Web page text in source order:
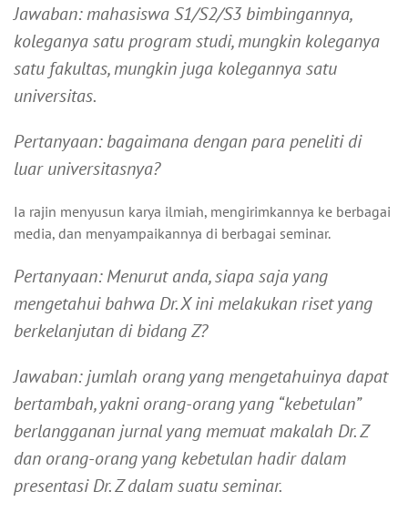
Jawaban: mahasiswa S1/S2/S3 bimbingannya,
koleganya satu program studi, mungkin koleganya
satu fakultas, mungkin juga kolegannya satu
universitas.
Pertanyaan: bagaimana dengan para peneliti di
luar universitasnya?
Ia rajin menyusun karya ilmiah, mengirimkannya ke berbagai
media, dan menyampaikannya di berbagai seminar.
Pertanyaan: Menurut anda, siapa saja yang
mengetahui bahwa Dr. X ini melakukan riset yang
berkelanjutan di bidang Z?
Jawaban: jumlah orang yang mengetahuinya dapat
bertambah, yakni orang-orang yang “kebetulan”
berlangganan jurnal yang memuat makalah Dr. Z
dan orang-orang yang kebetulan hadir dalam
presentasi Dr. Z dalam suatu seminar.